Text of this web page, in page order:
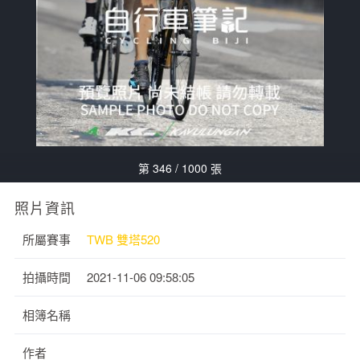
第 346 / 1000 張
照片資訊
所屬賽事 TWB 雙塔520
拍攝時間 2021-11-06 09:58:05
相簿名稱
作者